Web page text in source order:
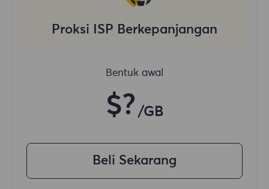
Proksi ISP Berkepanjangan
Bentuk awal
$? /GB
Beli Sekarang